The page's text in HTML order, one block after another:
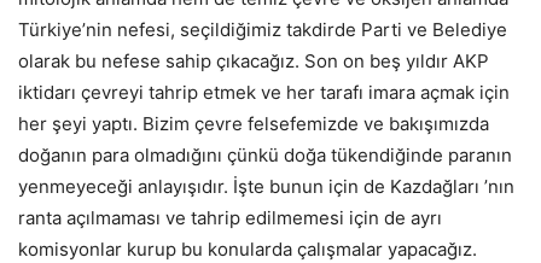
Türkiye’nin nefesi, seçildiğimiz takdirde Parti ve Belediye
olarak bu nefese sahip çıkacağız. Son on beş yıldır AKP
iktidarı çevreyi tahrip etmek ve her tarafı imara açmak için
her şeyi yaptı. Bizim çevre felsefemizde ve bakışımızda
doğanın para olmadığını çünkü doğa tükendiğinde paranın
yenmeyeceği anlayışıdır. İşte bunun için de Kazdağları ’nın
ranta açılmaması ve tahrip edilmemesi için de ayrı
komisyonlar kurup bu konularda çalışmalar yapacağız.